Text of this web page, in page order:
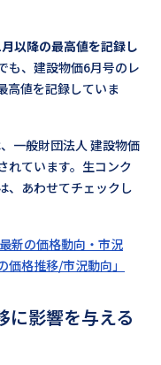
以降の最高値を記録し
も、建設物価6月号のレ
高値を記録していま
一般財団法人 建設物価
れています。生コンク
、あわせてチェックし
新の価格動向・市況
価格推移/市況動向」
に影響を与える